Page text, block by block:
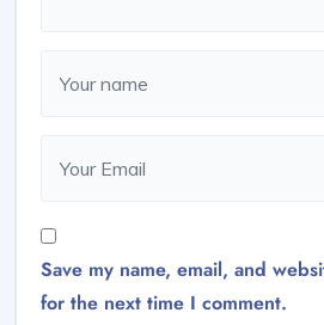
Save my name, email, and
for the next time I comment.